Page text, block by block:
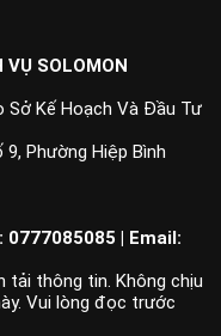
SOLOMON
Sở Kế Hoạch Và Đầu Tư
Phường Hiệp Bình
| Email:
tải thông tin. Không chịu
Vui lòng đọc trước